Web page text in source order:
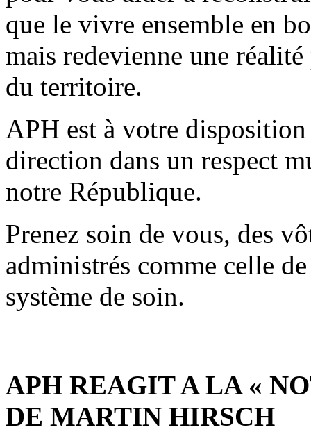
que le vivre ensemble en
mais redevienne une
du territoire.
APH est à votre
direction dans un respect
notre République.
Prenez soin de vous, des
administrés comme celle
système de soin.
APH REAGIT A LA «
DE MARTIN HIRSCH